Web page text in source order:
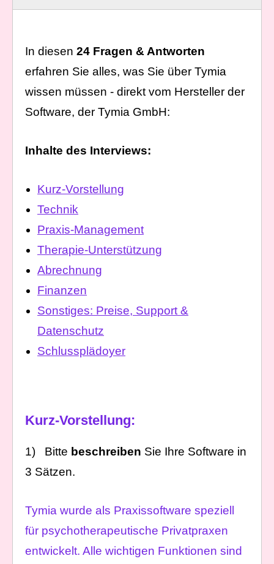
In diesen 24 Fragen & Antworten
erfahren Sie alles, was Sie über Tymia
wissen müssen - direkt vom Hersteller der
Software, der Tymia GmbH:
Inhalte des Interviews:
Kurz-Vorstellung
Technik
Praxis-Management
Therapie-Unterstützung
Abrechnung
Finanzen
Sonstiges: Preise, Support &
Datenschutz
Schlussplädoyer
Kurz-Vorstellung:
1) Bitte beschreiben Sie Ihre Software in
3 Sätzen.
Tymia wurde als Praxissoftware speziell
für psychotherapeutische Privatpraxen
entwickelt. Alle wichtigen Funktionen sind